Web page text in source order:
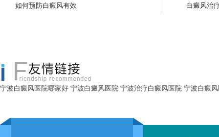
如何预防白癜风有效
白癜风治
宁波白癜风医院哪家好 宁波白癜风医院 宁波治疗白癜风医院 宁波白癜